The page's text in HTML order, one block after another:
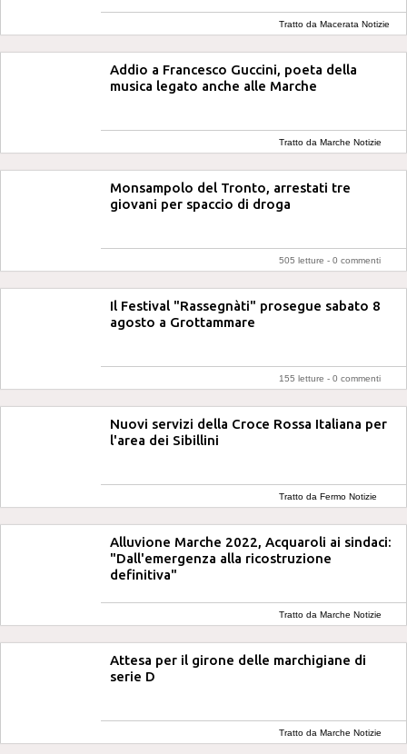
Tratto da Macerata Notizie
Addio a Francesco Guccini, poeta della
musica legato anche alle Marche
Tratto da Marche Notizie
Monsampolo del Tronto, arrestati tre
giovani per spaccio di droga
505 letture - 0 commenti
Il Festival "Rassegnàti" prosegue sabato 8
agosto a Grottammare
155 letture - 0 commenti
Nuovi servizi della Croce Rossa Italiana per
l'area dei Sibillini
Tratto da Fermo Notizie
Alluvione Marche 2022, Acquaroli ai sindaci:
"Dall'emergenza alla ricostruzione
definitiva"
Tratto da Marche Notizie
Attesa per il girone delle marchigiane di
serie D
Tratto da Marche Notizie